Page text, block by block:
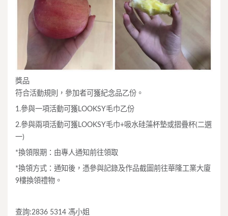
獎品
符合活動規則，參加者可獲紀念品乙份。
1.參與一項活動可獲LOOKSY毛巾乙份
2.參與兩項活動可獲LOOKSY毛巾+吸水硅藻杯墊或摺疊杯(二選
一)
*換領限期：由專人通知前往領取
*換領方式：通知後，憑參與記錄及作品截圖前往華隆工業大廈
9樓換領禮物。
查詢:2836 5314 馮小姐